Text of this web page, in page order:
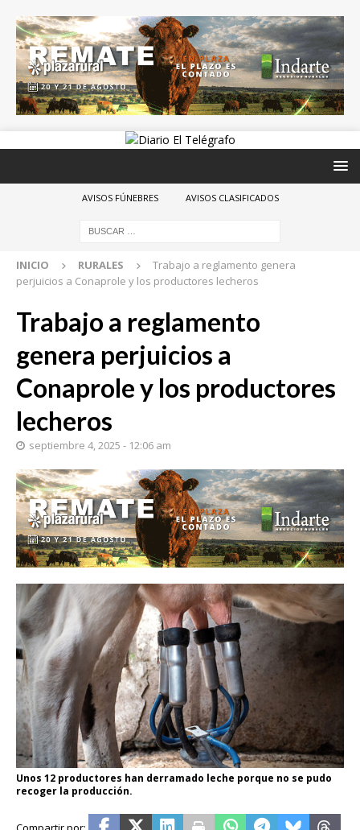
AVISOS FÚNEBRES AVISOS CLASIFICADOS
INICIO RURALES
Trabajo a reglamento genera
perjuicios a Conaprole y los productores lecheros
Trabajo a reglamento
genera perjuicios a
Conaprole y los productores
lecheros
septiembre 4, 2025 - 12:06 am
Unos 12 productores han derramado leche porque no se pudo
recoger la producción.